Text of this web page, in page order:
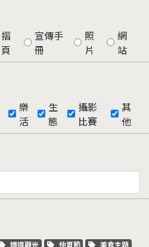
摺
頁
宣傳手
冊
照
片
網
站
樂
活
生
態
攝影
比賽
其
他
關鍵字標籤
鐵道觀光 關鍵字標籤
仲夏節 關鍵字標籤
美食主題